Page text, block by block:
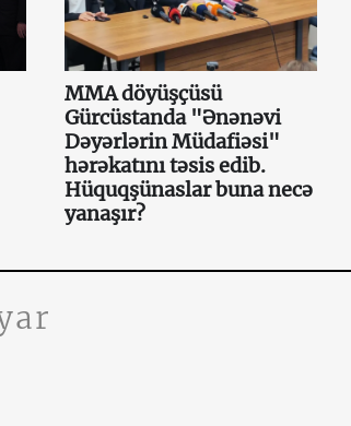
MMA döyüşçüsü
Gürcüstanda "Ənənəvi
Dəyərlərin Müdafiəsi"
hərəkatını təsis edib.
Hüquqşünaslar buna necə
yanaşır?